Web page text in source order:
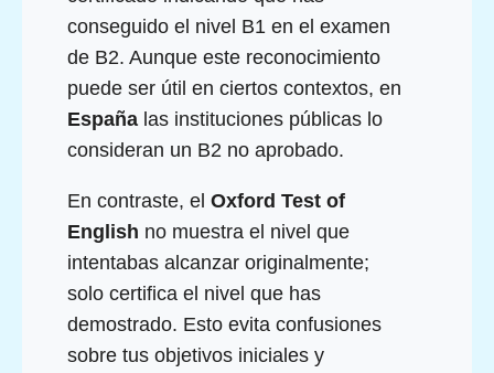
conseguido el nivel B1 en el examen
de B2. Aunque este reconocimiento
puede ser útil en ciertos contextos, en
España las instituciones públicas lo
consideran un B2 no aprobado.
En contraste, el Oxford Test of
English no muestra el nivel que
intentabas alcanzar originalmente;
solo certifica el nivel que has
demostrado. Esto evita confusiones
sobre tus objetivos iniciales y